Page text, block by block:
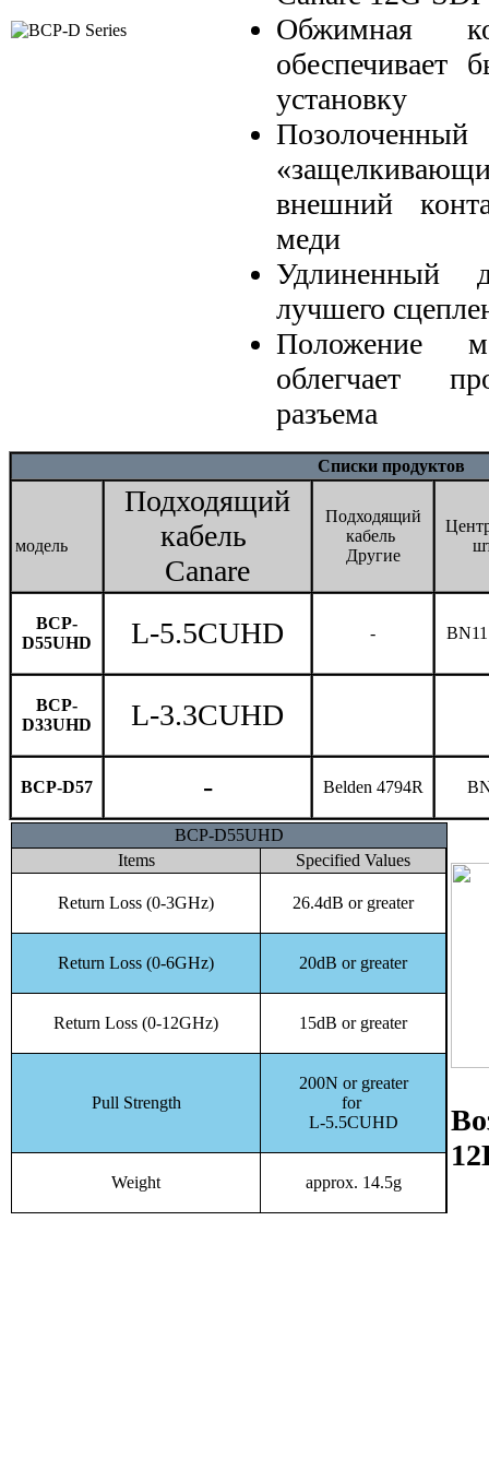
Обжимная
обеспечивает
установку
внешний
меди
Удлиненный
лучшего
Положение
облегчает
разъема
Списки продуктов
модель
Подходящий
кабель
Canare
Подходящий
кабель
Другие
BCP-
D55UHD
L-5.5CUHD -
BCP-
D33UHD
L-3.3CUHD
BCP-D57 - Belden 4794R
BCP-D55UHD
Items
Specified Values
Return Loss (0-3GHz) 26.4dB or greater
Return Loss (0-6GHz) 20dB or greater
Return Loss (0-12GHz) 15dB or greater
Pull Strength
200N or greater
for
L-5.5CUHD
Weight approx. 14.5g